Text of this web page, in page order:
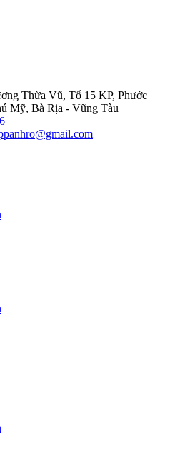
Thừa Vũ, Tổ 15 KP, Phước
Mỹ, Bà Rịa - Vũng Tàu